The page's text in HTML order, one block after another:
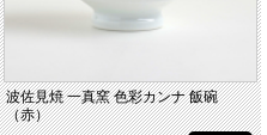
波佐見焼 一真窯 色彩カンナ 飯碗
（赤）